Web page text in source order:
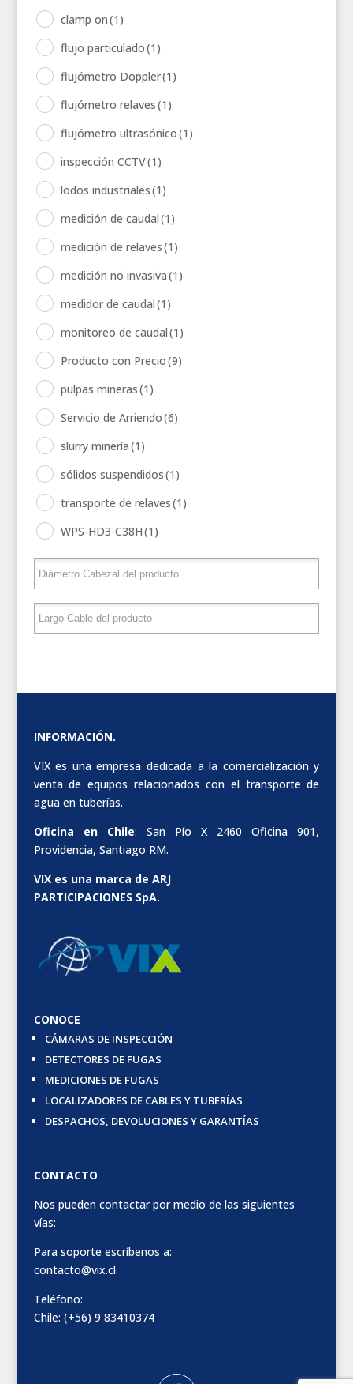
clamp on(1)
flujo particulado(1)
flujómetro Doppler(1)
flujómetro relaves(1)
flujómetro ultrasónico(1)
inspección CCTV(1)
lodos industriales(1)
medición de caudal(1)
medición de relaves(1)
medición no invasiva(1)
medidor de caudal(1)
monitoreo de caudal(1)
Producto con Precio(9)
pulpas mineras(1)
Servicio de Arriendo(6)
slurry minería(1)
sólidos suspendidos(1)
transporte de relaves(1)
WPS-HD3-C38H(1)
INFORMACIÓN.
VIX es una empresa dedicada a la comercialización y
venta de equipos relacionados con el transporte de
agua en tuberías.
Oficina en Chile: San Pío X 2460 Oficina 901,
Providencia, Santiago RM.
VIX es una marca de ARJ
PARTICIPACIONES SpA.
CONOCE
CÁMARAS DE INSPECCIÓN
DETECTORES DE FUGAS
MEDICIONES DE FUGAS
LOCALIZADORES DE CABLES Y TUBERÍAS
DESPACHOS, DEVOLUCIONES Y GARANTÍAS
CONTACTO
Nos pueden contactar por medio de las siguientes
vías:
Para soporte escríbenos a:
contacto@vix.cl
Teléfono:
Chile: (+56) 9 83410374